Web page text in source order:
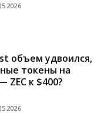
объем удвоился,
токены на
ZEC к $400?